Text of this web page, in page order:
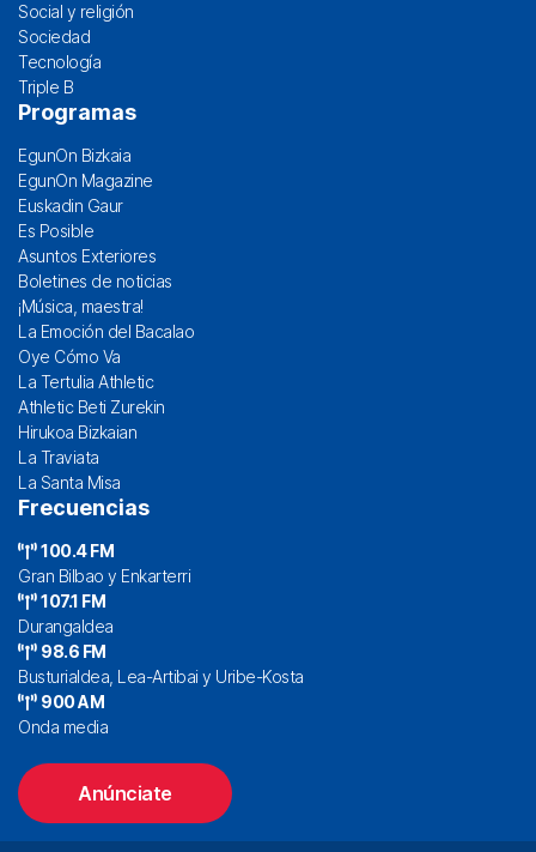
Social y religión
Sociedad
Tecnología
Triple B
Programas
EgunOn Bizkaia
EgunOn Magazine
Euskadin Gaur
Es Posible
Asuntos Exteriores
Boletines de noticias
¡Música, maestra!
La Emoción del Bacalao
Oye Cómo Va
La Tertulia Athletic
Athletic Beti Zurekin
Hirukoa Bizkaian
La Traviata
La Santa Misa
Frecuencias
100.4 FM
Gran Bilbao y Enkarterri
107.1 FM
Durangaldea
98.6 FM
Busturialdea, Lea-Artibai y Uribe-Kosta
900 AM
Onda media
Anúnciate